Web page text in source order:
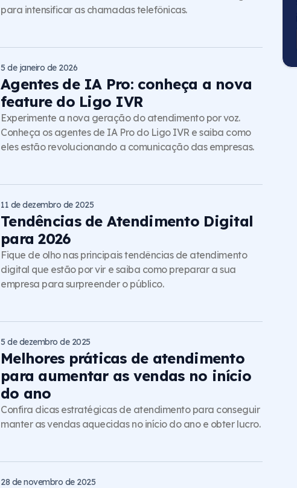
para intensificar as chamadas telefônicas.
Agentes de IA Pro: conheça a nova
feature do Ligo IVR
5 de janeiro de 2026
Experimente a nova geração do atendimento por voz.
Conheça os agentes de IA Pro do Ligo IVR e saiba como
eles estão revolucionando a comunicação das empresas.
Tendências de Atendimento Digital
para 2026
11 de dezembro de 2025
Fique de olho nas principais tendências de atendimento
digital que estão por vir e saiba como preparar a sua
empresa para surpreender o público.
Melhores práticas de atendimento
para aumentar as vendas no início
do ano
5 de dezembro de 2025
Confira dicas estratégicas de atendimento para conseguir
manter as vendas aquecidas no início do ano e obter lucro.
28 de novembro de 2025